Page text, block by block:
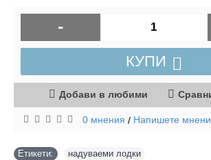
-
КУПИ
Добави в любими
0 мнения / Напишете
Етикети: надуваеми лодки